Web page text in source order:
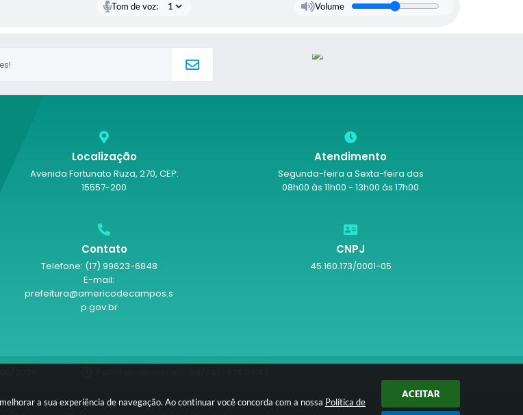
a sua experiência de navegação. Ao continuar você concorda com a nossa Política de
ACEITAR
Tom de voz: Volume
Atendimento
Segunda-feira a Sexta-feira das
08h00 às 11h00 - 13h00 às 17h00
CNPJ
45.160.173/0001-05
Localização
Avenida Fortunato Ruza, 270, CEP:
15557-200
Contato
Telefone: (17) 99623-6848
E-mail:
prefeitura@americodecampos.s
p.gov.br